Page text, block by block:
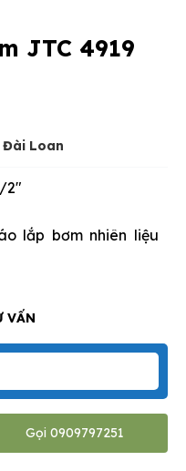
JTC 4919
Đài Loan
2"
lắp bơm nhiên liệu
VẤN
Gọi 0909797251